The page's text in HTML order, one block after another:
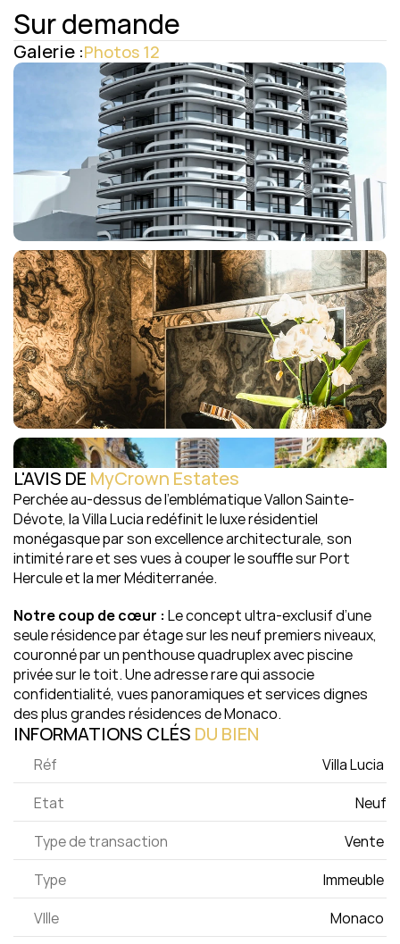
Sur demande
Galerie :Photos 12
L'AVIS DE MyCrown Estates
Perchée au-dessus de l’emblématique Vallon Sainte-
Dévote, la Villa Lucia redéfinit le luxe résidentiel
monégasque par son excellence architecturale, son
intimité rare et ses vues à couper le souffle sur Port
Hercule et la mer Méditerranée.
Notre coup de cœur : Le concept ultra-exclusif d’une
seule résidence par étage sur les neuf premiers niveaux,
couronné par un penthouse quadruplex avec piscine
privée sur le toit. Une adresse rare qui associe
confidentialité, vues panoramiques et services dignes
des plus grandes résidences de Monaco.
INFORMATIONS CLÉS DU BIEN
Réf
Villa Lucia
Etat
Neuf
Type de transaction
Vente
Type
Immeuble
VIlle
Monaco